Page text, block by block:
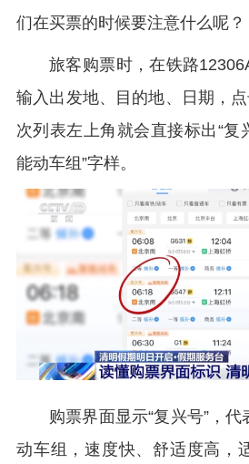
们在买票的时候要注意什么呢？
旅客购票时，在铁路
输入出发地、目的地、日期，
次列表左上角就会直接标出“复
能动车组”字样。
购票界面显示“复兴号”，
动车组，速度快、舒适度高，